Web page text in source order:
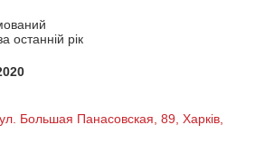
останній рік
Большая Панасовская, 89, Харків,